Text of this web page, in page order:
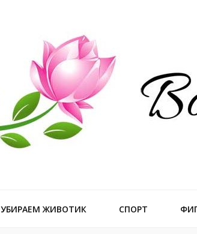
УБИРАЕМ ЖИВОТИК СПОРТ